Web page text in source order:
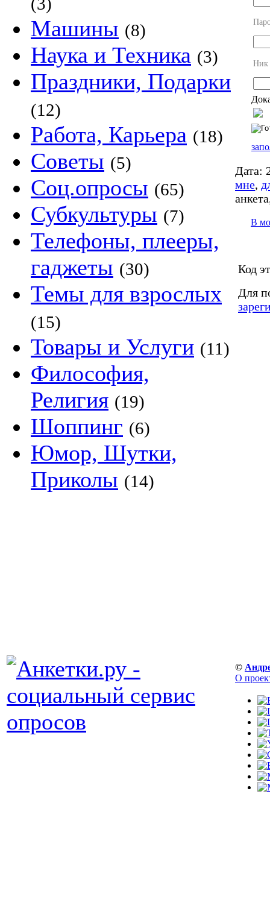
Машины (8)
Наука и Техника (3)
Праздники, Подарки
(12)
Работа, Карьера (18)
Советы (5)
Соц.опросы (65)
Субкультуры (7)
Телефоны, плееры,
гаджеты (30)
Темы для взрослых
(15)
Товары и Услуги (11)
Философия,
Религия (19)
Шоппинг (6)
Юмор, Шутки,
Приколы (14)
Ник
Дата:
мне,
В
Код
Для
©
О